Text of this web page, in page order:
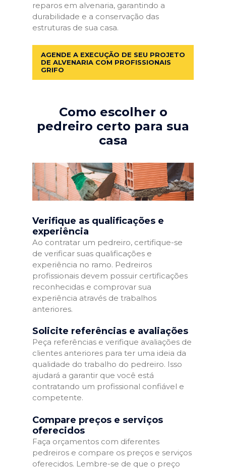
reparos em alvenaria, garantindo a
durabilidade e a conservação das
estruturas de sua casa.
AGENDE A EXECUÇÃO DE SEU PROJETO
DE ALVENARIA COM PROFISSIONAIS
GRIFO
Como escolher o
pedreiro certo para sua
casa
Verifique as qualificações e
experiência
Ao contratar um pedreiro, certifique-se
de verificar suas qualificações e
experiência no ramo. Pedreiros
profissionais devem possuir certificações
reconhecidas e comprovar sua
experiência através de trabalhos
anteriores.
Solicite referências e avaliações
Peça referências e verifique avaliações de
clientes anteriores para ter uma ideia da
qualidade do trabalho do pedreiro. Isso
ajudará a garantir que você está
contratando um profissional confiável e
competente.
Compare preços e serviços
oferecidos
Faça orçamentos com diferentes
pedreiros e compare os preços e serviços
oferecidos. Lembre-se de que o preço